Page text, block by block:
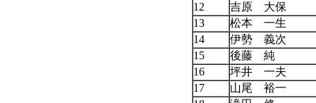
12
吉原 大保
13
松本 一生
14
伊勢 義次
15
後藤 純
16
坪井 一夫
17
山尾 裕一